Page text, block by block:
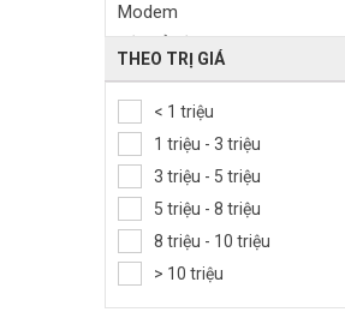
Modem
Bộ mở rộng sóng Wifi
Thiết bị Gateway
Thiết bị thu phát sóng di động
Card mạng
USB Wifi
Thiết bị 3G/4G
Adapter mạng
Phụ kiện thiết bị mạng
THEO TRỊ GIÁ
< 1 triệu
1 triệu - 3 triệu
3 triệu - 5 triệu
5 triệu - 8 triệu
8 triệu - 10 triệu
> 10 triệu